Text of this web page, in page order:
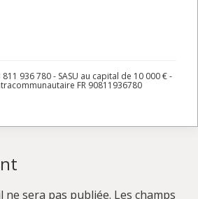
811 936 780 - SASU au capital de 10 000 € -
FR 90811936780
ne sera pas publiée. Les champs